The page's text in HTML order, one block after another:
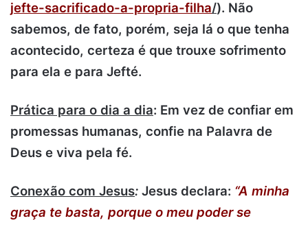
jefte-sacrificado-a-propria-filha/). Não
sabemos, de fato, porém, seja lá o que tenha
acontecido, certeza é que trouxe sofrimento
para ela e para Jefté.
Prática para o dia a dia: Em vez de confiar em
promessas humanas, confie na Palavra de
Deus e viva pela fé.
Conexão com Jesus: Jesus declara: “A minha
graça te basta, porque o meu poder se